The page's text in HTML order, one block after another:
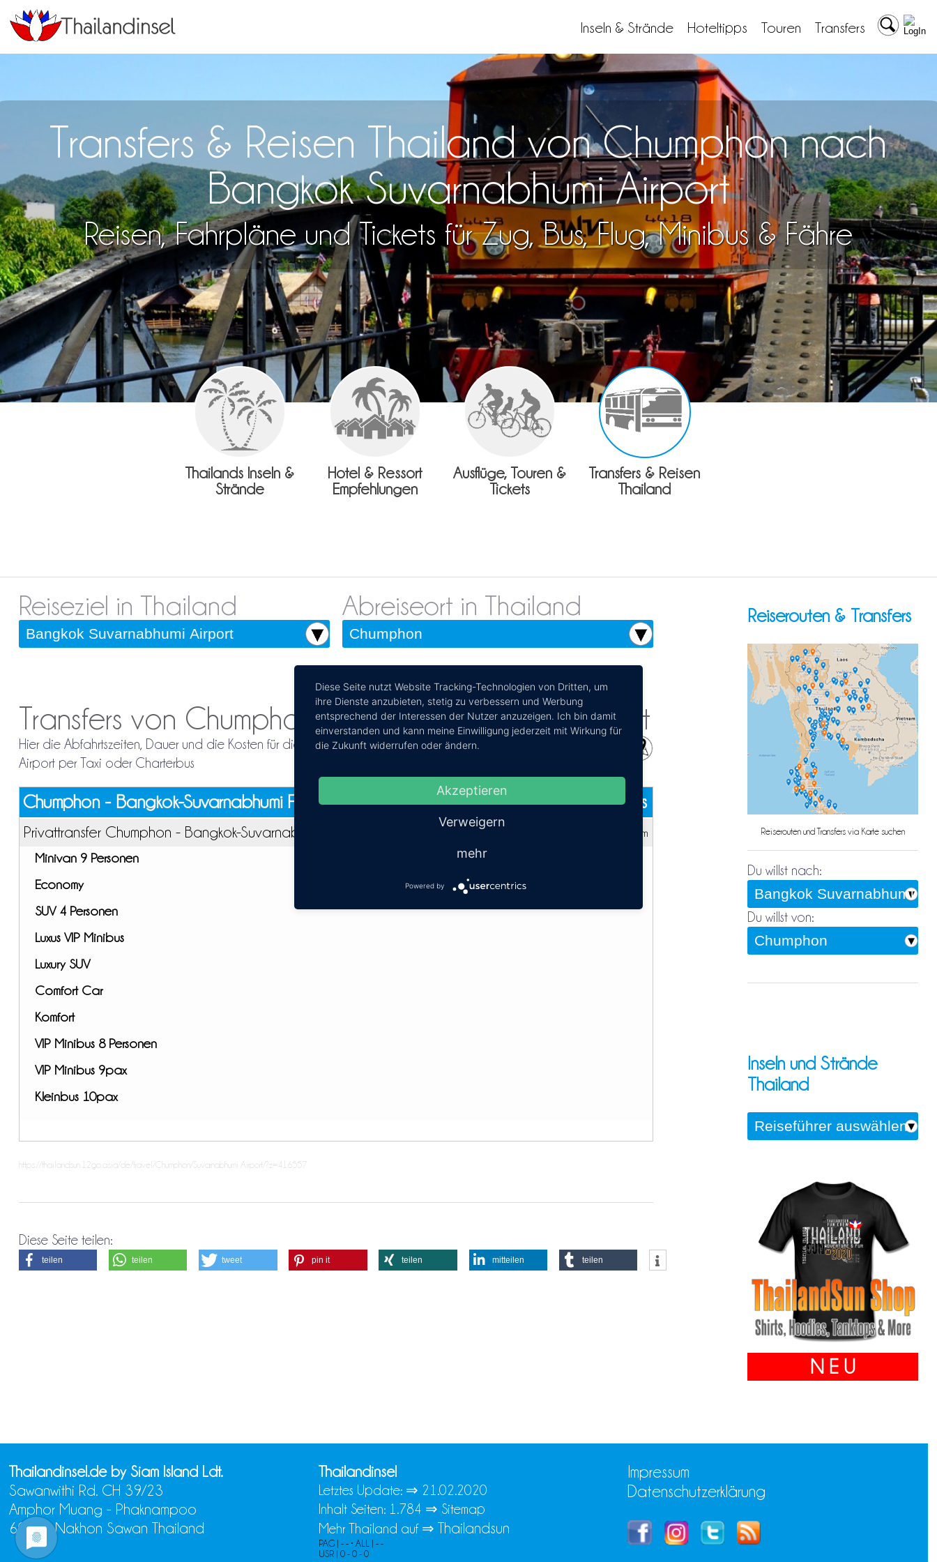
Transfers
Touren
Hoteltipps
Inseln & Strände
Transfers & Reisen Thailand von Chumphon nach
Bangkok Suvarnabhumi Airport
Reisen, Fahrpläne und Tickets für Zug, Bus, Flug, Minibus & Fähre
Thailands Inseln &
Strände
Hotel & Ressort
Empfehlungen
Ausflüge, Touren &
Tickets
Transfers & Reisen
Thailand
Reiseziel in Thailand Abreiseort in Thailand
Transfers von Chumphon nach Suvarnabhumi Airport
Hier die Abfahrtszeiten, Dauer und die Kosten für die Reiseroute von Chumphon nach Bangkok Suvarnabhumi
Airport per Taxi oder Charterbus
Chumphon - Bangkok-Suvarnabhumi Flughafen Mehr Infos / Tickets
Privattransfer Chumphon - Bangkok-Suvarnabhumi Flughafen EUR 167.07–318.30 6h – 7h 35m
Minivan 9 Personen
Economy
SUV 4 Personen
Luxus VIP Minibus
Luxury SUV
Comfort Car
Komfort
VIP Minibus 8 Personen
VIP Minibus 9pax
Kleinbus 10pax
https://thailandsun.12go.asia/de/travel/Chumphon/Suvarnabhumi Airport/?z=416557
Diese Seite teilen:
teilen teilen tweet pin it teilen mitteilen teilen
Reiserouten & Transfers
Reiserouten und Transfers via Karte suchen
Du willst nach:
Du willst von:
Inseln und Strände
Thailand
N E U
Thailandinsel.de by Siam Island Ldt.
Sawanwithi Rd. CH 39/23
Amphor Muang - Phaknampoo
60000 Nakhon Sawan Thailand
Thailandinsel
Letztes Update: ⇒ 21.02.2020
Inhalt Seiten: 1.784 ⇒ Sitemap
Mehr Thailand auf ⇒ Thailandsun
PAG | - - • ALL | - -
USR | 0 - 0 - 0
Impressum
Datenschutzerklärung
Diese Seite nutzt Website Tracking-Technologien von Dritten, um
ihre Dienste anzubieten, stetig zu verbessern und Werbung
entsprechend der Interessen der Nutzer anzuzeigen. Ich bin damit
einverstanden und kann meine Einwilligung jederzeit mit Wirkung für
die Zukunft widerrufen oder ändern.
Akzeptieren
Verweigern
mehr
Powered by